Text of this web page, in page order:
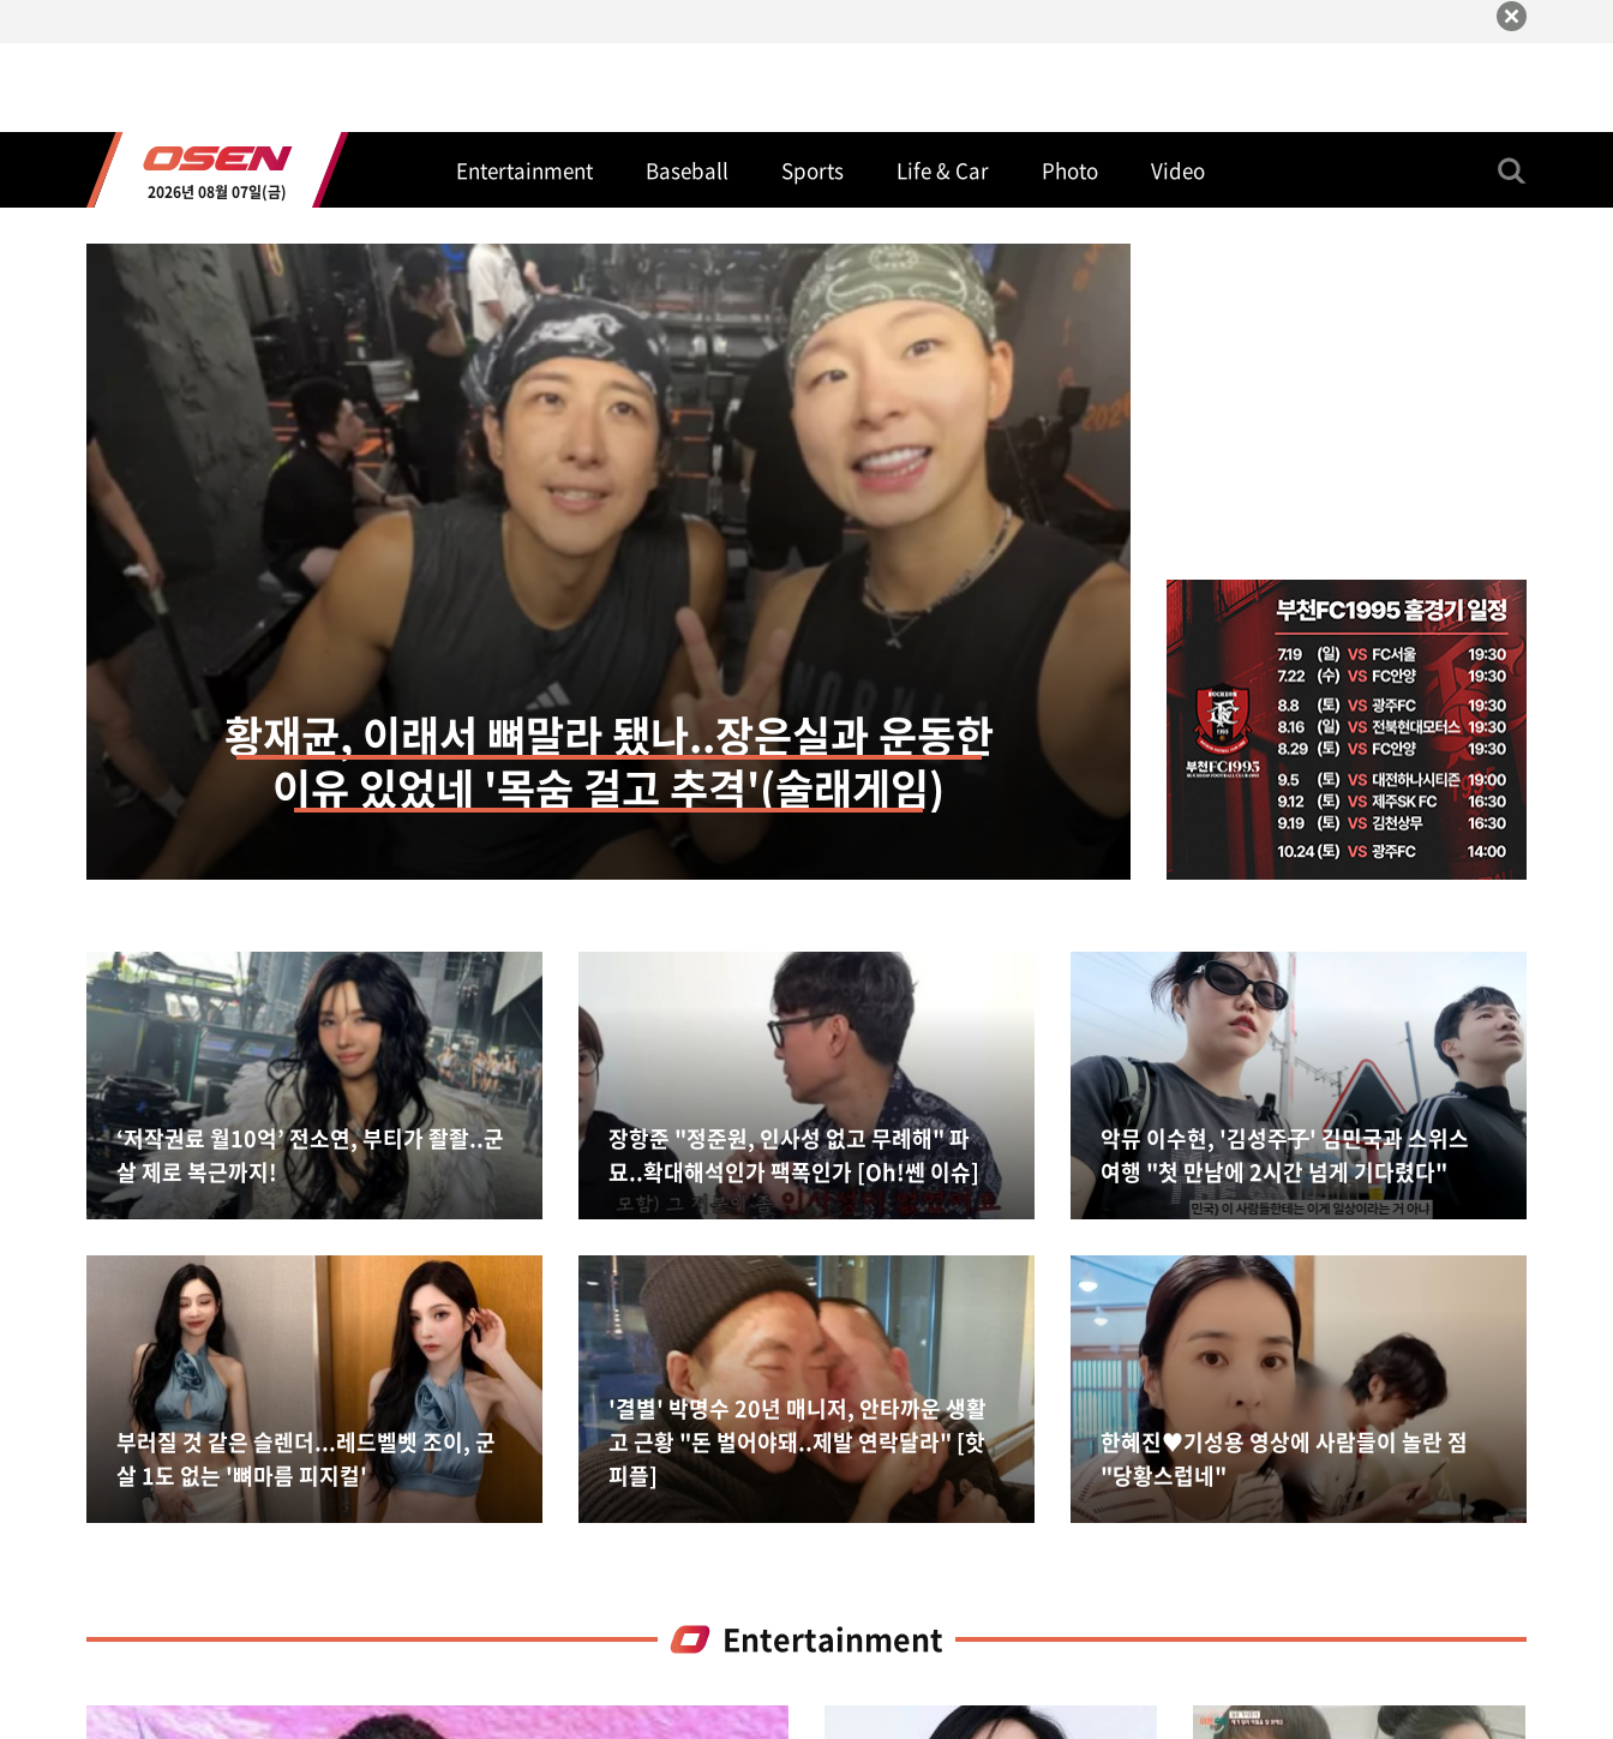
2026년 08월 07일(금)
Entertainment Baseball Sports Life & Car Photo Video
황재균, 이래서 뼈말라 됐나..장은실과 운동한
이유 있었네 '목숨 걸고 추격'(술래게임)
‘저작권료 월10억’ 전소연, 부티가 좔좔..군
살 제로 복근까지!
장항준 "정준원, 인사성 없고 무례해" 파
묘..확대해석인가 팩폭인가 [Oh!쎈 이슈]
악뮤 이수현, '김성주子' 김민국과 스위스
여행 "첫 만남에 2시간 넘게 기다렸다"
부러질 것 같은 슬렌더...레드벨벳 조이, 군
살 1도 없는 '뼈마름 피지컬'
'결별' 박명수 20년 매니저, 안타까운 생활
고 근황 "돈 벌어야돼..제발 연락달라" [핫
피플]
한혜진♥︎기성용 영상에 사람들이 놀란 점
"당황스럽네"
Entertainment